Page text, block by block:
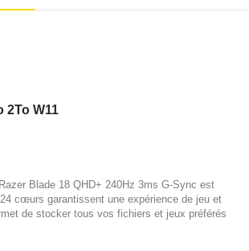
2To W11
Blade 18 QHD+ 240Hz 3ms G-Sync est
cœurs garantissent une expérience de jeu et
de stocker tous vos fichiers et jeux préférés